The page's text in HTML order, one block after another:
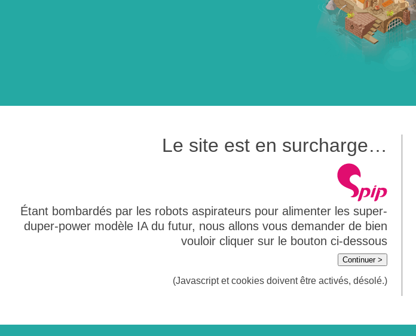
Le site est en surcharge…
Étant bombardés par les robots aspirateurs pour alimenter les super-
duper-power modèle IA du futur, nous allons vous demander de bien
vouloir cliquer sur le bouton ci-dessous
Continuer >
(Javascript et cookies doivent être activés, désolé.)